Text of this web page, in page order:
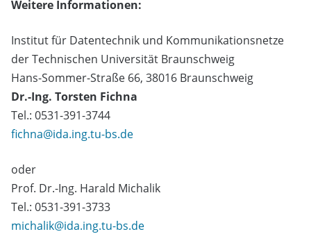
Weitere Informationen:
Institut für Datentechnik und Kommunikationsnetze
der Technischen Universität Braunschweig
Hans-Sommer-Straße 66, 38016 Braunschweig
Dr.-Ing. Torsten Fichna
Tel.: 0531-391-3744
fichna@ida.ing.tu-bs.de
oder
Prof. Dr.-Ing. Harald Michalik
Tel.: 0531-391-3733
michalik@ida.ing.tu-bs.de